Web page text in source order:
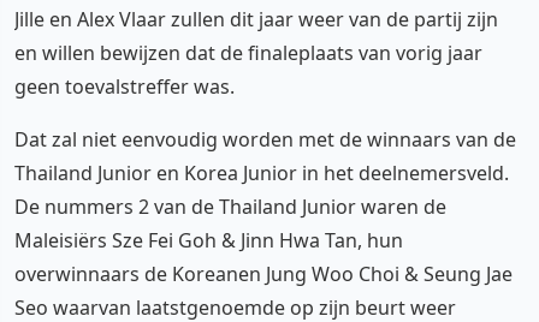
Jille en Alex Vlaar zullen dit jaar weer van de partij zijn
en willen bewijzen dat de finaleplaats van vorig jaar
geen toevalstreffer was.
Dat zal niet eenvoudig worden met de winnaars van de
Thailand Junior en Korea Junior in het deelnemersveld.
De nummers 2 van de Thailand Junior waren de
Maleisiërs Sze Fei Goh & Jinn Hwa Tan, hun
overwinnaars de Koreanen Jung Woo Choi & Seung Jae
Seo waarvan laatstgenoemde op zijn beurt weer